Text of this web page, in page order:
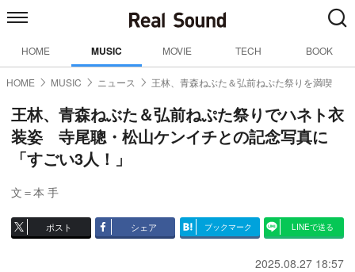
HOME MUSIC MOVIE TECH BOOK
HOME MUSIC ニュース 王林、青森ねぶた＆弘前ねぷた祭りを満喫
王林、青森ねぶた＆弘前ねぷた祭りでハネト衣
装姿 寺尾聰・松山ケンイチとの記念写真に
「すごい3人！」
文＝本 手
ポスト シェア ブックマーク LINEで送る
2025.08.27 18:57